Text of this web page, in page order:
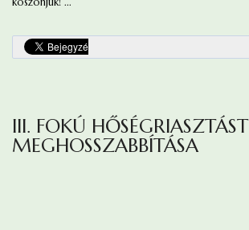
III. FOKÚ HŐSÉGRIASZTÁST
MEGHOSSZABBÍTÁSA